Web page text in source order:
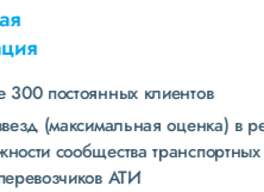
свыше 300 постоянных
пять звезд
надежности сообщества
грузоперевозчиков АТИ